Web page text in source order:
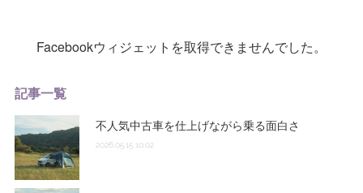
Facebookウィジェットを取得できませんでした。
記事一覧
不人気中古車を仕上げながら乗る面白さ
2026.05.15 10:02